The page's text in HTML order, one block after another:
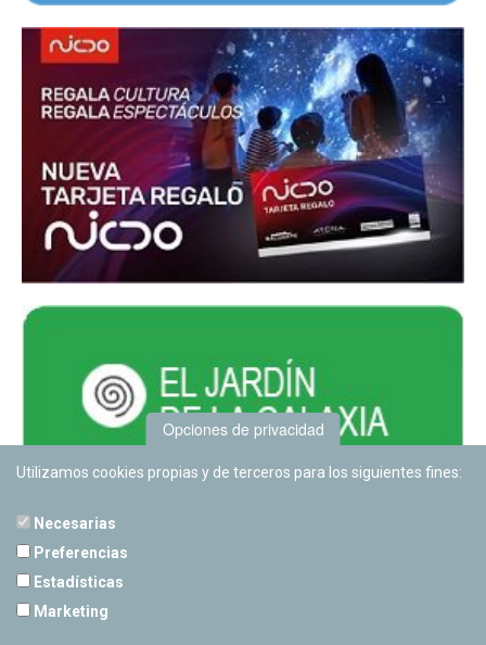
Opciones de privacidad
Utilizamos cookies propias y de terceros para los siguientes fines:
Necesarias
Preferencias
Estadísticas
Marketing